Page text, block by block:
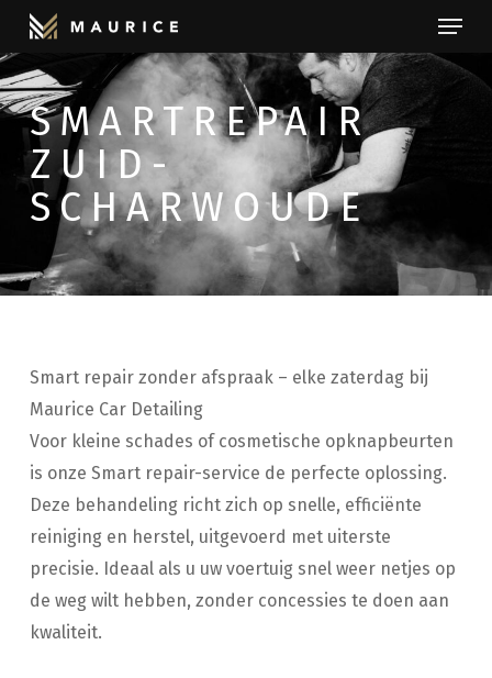
Skip
main
content
Menu
SMARTREPAIR
ZUID-
SCHARWOUDE
Smart repair zonder afspraak – elke zaterdag bij
Maurice Car Detailing
Voor kleine schades of cosmetische opknapbeurten
is onze Smart repair-service de perfecte oplossing.
Deze behandeling richt zich op snelle, efficiënte
reiniging en herstel, uitgevoerd met uiterste
precisie. Ideaal als u uw voertuig snel weer netjes op
de weg wilt hebben, zonder concessies te doen aan
kwaliteit.
Close